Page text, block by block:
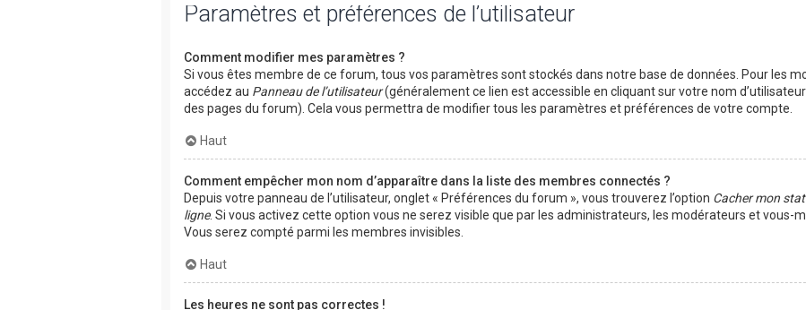
Paramètres et préférences de l’utilisateur
Comment modifier mes paramètres ?
Si vous êtes membre de ce forum, tous vos paramètres sont stockés dans notre base de données. Pour les
accédez au Panneau de l’utilisateur(généralement ce lien est accessible en cliquant sur votre nom
des pages du forum). Cela vous permettra de modifier tous les paramètres et préférences de votre compte.
Haut
Comment empêcher mon nom d’apparaître dans la liste des membres connectés ?
Depuis votre panneau de l’utilisateur, onglet « Préférences du forum », vous trouverez l’option Cacher mon
ligne. Si vous activez cette option vous ne serez visible que par les administrateurs, les modérateurs et vous-
Vous serez compté parmi les membres invisibles.
Haut
Les heures ne sont pas correctes !